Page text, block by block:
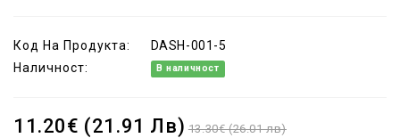
Код На Продукта:
DASH-001-5
Наличност:
В наличност
11.20€ (21.91 Лв) 13.30€ (26.01 лв)